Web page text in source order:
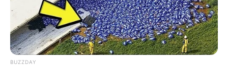
(foto: instagram/alifhiafitri)
BUZZDAY